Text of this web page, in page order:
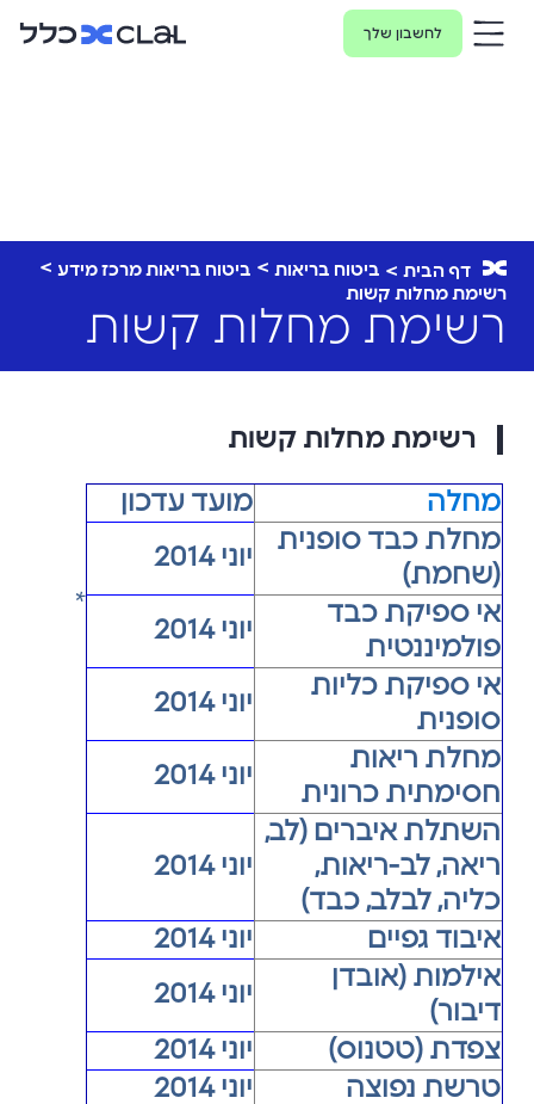
לחשבון שלך
דף הבית ביטוח בריאות
ביטוח בריאות מרכז מידע
רשימת מחלות קשות
רשימת מחלות קשות
רשימת מחלות קשות
מחלה
מועד עדכון
מחלת כבד סופנית
(שחמת)
יוני 2014
אי ספיקת כבד
פולמיננטית
יוני 2014
אי ספיקת כליות
סופנית
יוני 2014
מחלת ריאות
חסימתית כרונית
יוני 2014
השתלת איברים (לב,
ריאה, לב-ריאות,
כליה, לבלב, כבד)
יוני 2014
איבוד גפיים
יוני 2014
אילמות (אובדן
דיבור)
יוני 2014
צפדת (טטנוס)
יוני 2014
טרשת נפוצה
יוני 2014
*